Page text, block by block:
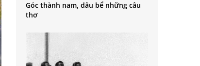
Góc thành nam, dâu bể những câu
thơ